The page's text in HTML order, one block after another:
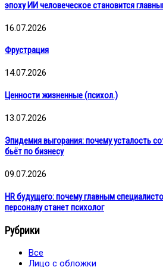
эпоху ИИ человеческое становится
16.07.2026
Фрустрация
14.07.2026
Ценности жизненные (психол.)
13.07.2026
Эпидемия выгорания: почему усталость
бьёт по бизнесу
09.07.2026
HR будущего: почему главным
персоналу станет психолог
Рубрики
Все
Лицо с обложки